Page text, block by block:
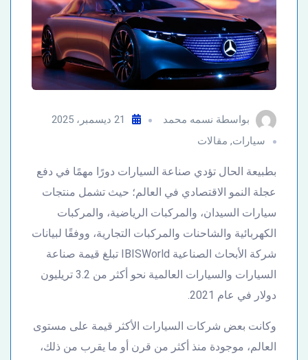
بواسطة نسمه محمد
21 ديسمبر، 2025
سيارات, مقالات
بطبيعة الحال تؤدي صناعة السيارات دورًا مهمًا في دفع
عجلة النمو الاقتصادي في العالم؛ حيث تشمل منتجات
سيارات السيدان، والمركبات الرياضية، والمركبات
الكهربائية والشاحنات والمركبات التجارية، ووفقًا لبيانات
شركة الأبحاث الصناعية IBISWorld تبلغ قيمة صناعة
السيارات والسيارات العالمية نحو أكثر من 3.2 تريليون
دولار في عام 2021.
وكانت بعض شركات السيارات الأكثر قيمة على مستوى
العالم، موجودة منذ أكثر من قرن أو ما يقرب من ذلك،